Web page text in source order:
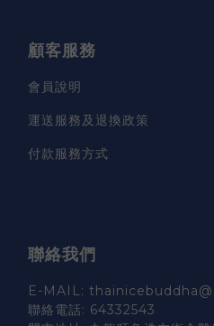
顧客服務
會員說明
運送服務及退換政策
付款服務方式
聯絡我們
E-MAIL:
聯絡電話: 64332543